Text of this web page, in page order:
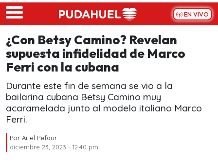
Skip to main content
EN VIVO
¿Con Betsy Camino? Revelan
supuesta infidelidad de Marco
Ferri con la cubana
Durante este fin de semana se vio a la
bailarina cubana Betsy Camino muy
acaramelada junto al modelo italiano Marco
Ferri.
Por Ariel Pefaur
diciembre 23, 2023 - 12:40 pm